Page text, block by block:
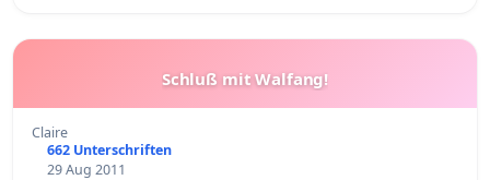
Schluß mit Walfang!
Claire
662 Unterschriften
29 Aug 2011